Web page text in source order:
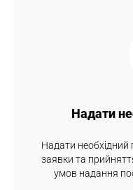
Надати
Надати необхідний
заявки та
умов надання